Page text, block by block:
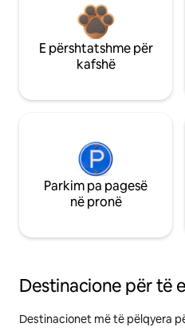
E përshtatshme për
kafshë
Parkim pa pagesë
në pronë
Destinacione për të
Destinacionet më të pëlqyera